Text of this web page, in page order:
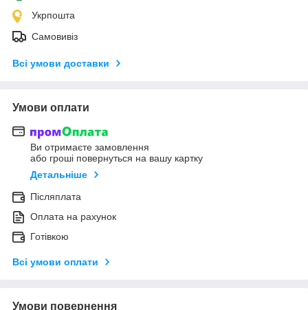
Укрпошта
Самовивіз
Всі умови доставки
Умови оплати
Ви отримаєте замовлення
або гроші повернуться на вашу картку
Детальніше
Післяплата
Оплата на рахунок
Готівкою
Всі умови оплати
Умови повернення